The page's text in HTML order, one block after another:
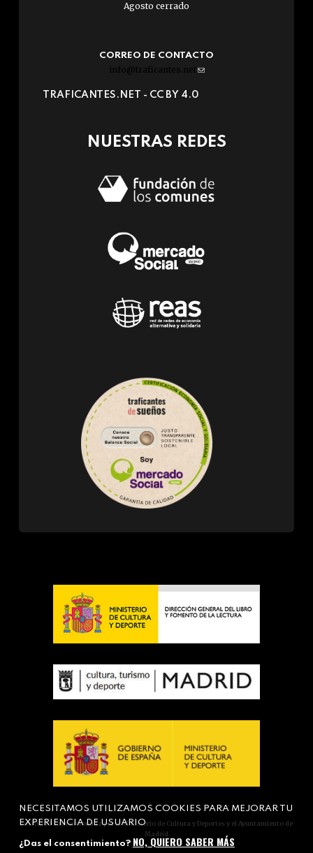
Agosto cerrado
CORREO DE CONTACTO
info@traficantes.net (link
e-
TRAFICANTES.NET - CC BY 4.0
NUESTRAS REDES
Actividad subvencionada por el Ministerio de Cultura y Deportes y el Ayuntamiento de
Madrid
NECESITAMOS UTILIZAMOS COOKIES PARA MEJORAR TU
EXPERIENCIA DE USUARIO
¿Das el consentimiento? NO, QUIERO SABER MÁS